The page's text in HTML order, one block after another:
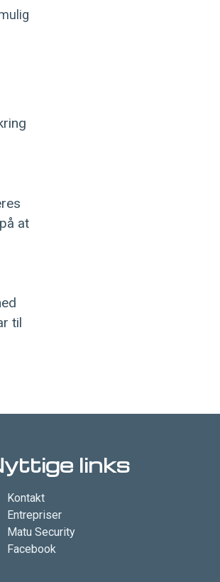
at
til
links
Kontakt
Entrepriser
Matu Security
Facebook